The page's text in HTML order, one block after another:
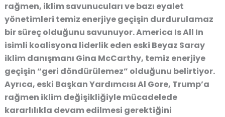
rağmen, iklim savunucuları ve bazı eyalet
yönetimleri temiz enerjiye geçişin durdurulamaz
bir süreç olduğunu savunuyor. America Is All In
isimli koalisyona liderlik eden eski Beyaz Saray
iklim danışmanı Gina McCarthy, temiz enerjiye
geçişin “geri döndürülemez” olduğunu belirtiyor.
Ayrıca, eski Başkan Yardımcısı Al Gore, Trump’a
rağmen iklim değişikliğiyle mücadelede
kararlılıkla devam edilmesi gerektiğini